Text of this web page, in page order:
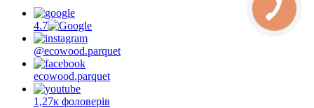
4.7
@ecowood.parquet
ecowood.parquet
1,27к фоловерів